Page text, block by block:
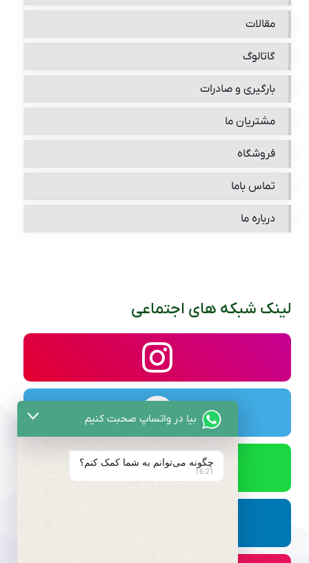
مقالات
گاتالوگ
بارگیری و صادرات
مشتریان ما
فروشگاه
تماس باما
درباره ما
لینک شبکه های اجتماعی
بیا در واتساپ صحبت کنیم
چگونه می‌توانم به شما کمک کنم؟
16:21